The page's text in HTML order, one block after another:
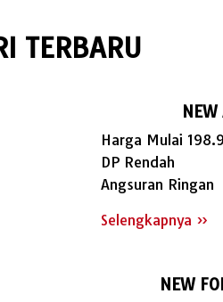
TERBARU
NEW
Harga Mulai
DP Rendah
Angsuran Ringan
Selengkapnya »
NEW